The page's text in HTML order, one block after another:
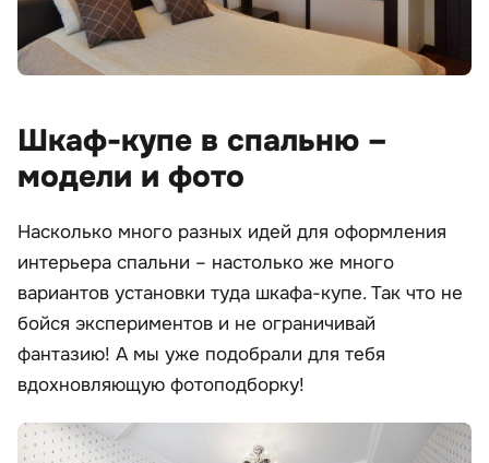
Шкаф-купе в спальню –
модели и фото
Насколько много разных идей для оформления
интерьера спальни – настолько же много
вариантов установки туда шкафа-купе. Так что не
бойся экспериментов и не ограничивай
фантазию! А мы уже подобрали для тебя
вдохновляющую фотоподборку!